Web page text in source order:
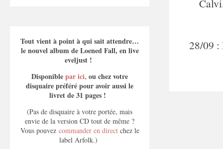
Tout vient à point à qui sait attendre…
le nouvel album de Loened Fall, en live
eveljust !
Disponiblepar ici, ou chez votre
disquaire préféré pour avoir aussi le
livret de 31 pages !
(Pas de disquaire à votre portée, mais
envie de la version CD tout de même ?
Vous pouvezcommander en directchez le
label Arfolk.)
28/09 :